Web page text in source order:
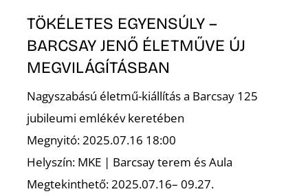
TÖKÉLETES EGYENSÚLY –
BARCSAY JENŐ ÉLETMŰVE ÚJ
MEGVILÁGÍTÁSBAN
Nagyszabású életmű-kiállítás a Barcsay 125
jubileumi emlékév keretében
Megnyitó: 2025.07.16 18:00
Helyszín: MKE | Barcsay terem és Aula
Megtekinthető: 2025.07.16– 09.27.